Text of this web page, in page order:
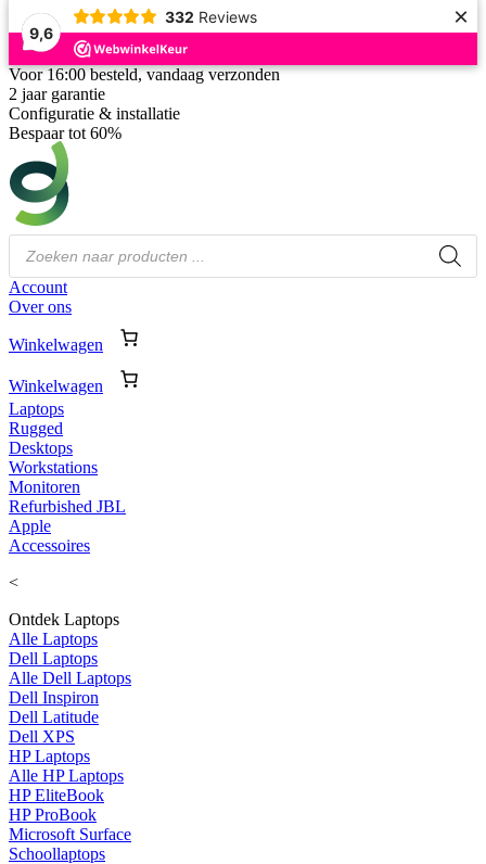
9,6
332 Reviews ×
Voor 16:00 besteld, vandaag verzonden
2 jaar garantie
Configuratie & installatie
Bespaar tot 60%
Producten
zoeken
Account
Over ons
Winkelwagen
Winkelwagen
Laptops
Rugged
Desktops
Workstations
Monitoren
Refurbished JBL
Apple
Accessoires
<
Ontdek Laptops
Alle Laptops
Dell Laptops
Alle Dell Laptops
Dell Inspiron
Dell Latitude
Dell XPS
HP Laptops
Alle HP Laptops
HP EliteBook
HP ProBook
Microsoft Surface
Schoollaptops